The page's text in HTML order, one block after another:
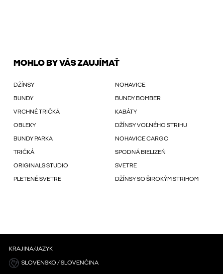
MOHLO BY VÁS ZAUJÍMAŤ
DŽÍNSY NOHAVICE
BUNDY BUNDY BOMBER
VRCHNÉ TRIČKÁ KABÁTY
OBLEKY DŽÍNSY VOĽNÉHO STRIHU
BUNDY PARKA NOHAVICE CARGO
TRIČKÁ SPODNÁ BIELIZEŇ
ORIGINALS STUDIO SVETRE
PLETENÉ SVETRE DŽÍNSY SO ŠIROKÝM STRIHOM
KRAJINA/JAZYK
SLOVENSKO / SLOVENČINA